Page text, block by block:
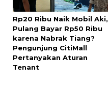
Rp20 Ribu Naik Mobil Aki,
Pulang Bayar Rp50 Ribu
karena Nabrak Tiang?
Pengunjung CitiMall
Pertanyakan Aturan
Tenant